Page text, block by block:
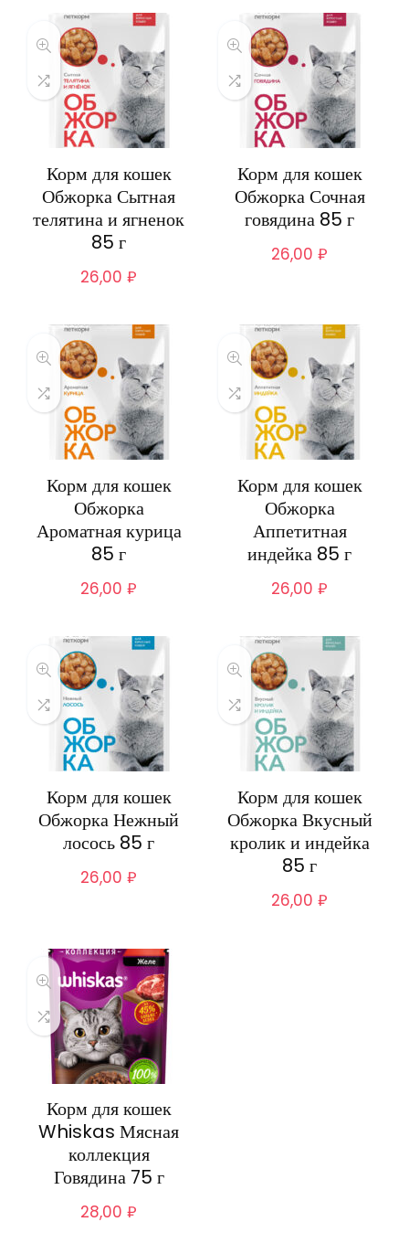
Корм для кошек
Обжорка Сытная
телятина и ягненок
85 г
26,00₽
Корм для кошек
Обжорка Сочная
говядина 85 г
26,00₽
Корм для кошек
Обжорка
Ароматная курица
85 г
26,00₽
Корм для кошек
Обжорка
Аппетитная
индейка 85 г
26,00₽
Корм для кошек
Обжорка Нежный
лосось 85 г
26,00₽
Корм для кошек
Обжорка Вкусный
кролик и индейка
85 г
26,00₽
Корм для кошек
Whiskas Мясная
коллекция
Говядина 75 г
28,00₽